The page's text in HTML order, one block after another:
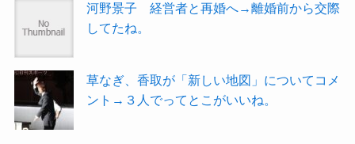
河野景子 経営者と再婚へ→離婚前から交際
してたね。
草なぎ、香取が「新しい地図」についてコメ
ント→３人でってとこがいいね。